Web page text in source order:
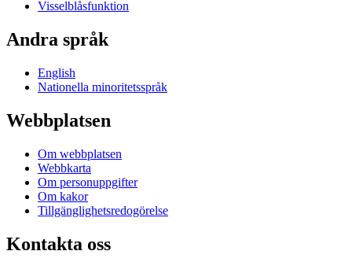
Visselblåsfunktion
Andra språk
English
Nationella minoritetsspråk
Webbplatsen
Om webbplatsen
Webbkarta
Om personuppgifter
Om kakor
Tillgänglighetsredogörelse
Kontakta oss